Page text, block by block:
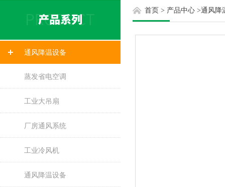
通风降温设备
蒸发省电空调
工业大吊扇
厂房通风系统
工业冷风机
通风降温设备
首页 > 产品中心 >通风降